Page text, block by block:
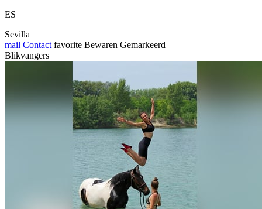
ES
Sevilla
mail Contact favorite Bewaren Gemarkeerd
Blikvangers